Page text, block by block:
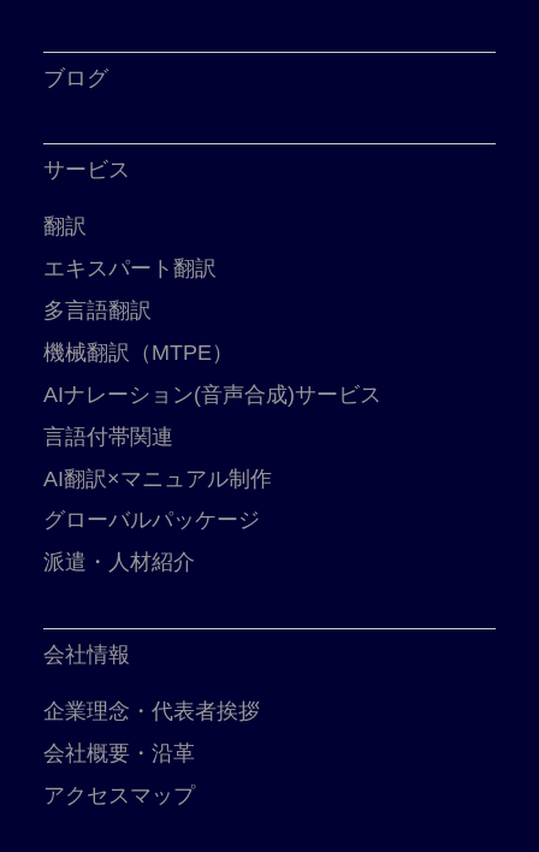
ブログ
サービス
翻訳
エキスパート翻訳
多言語翻訳
機械翻訳（MTPE）
AIナレーション(音声合成)サービス
言語付帯関連
AI翻訳×マニュアル制作
グローバルパッケージ
派遣・人材紹介
会社情報
企業理念・代表者挨拶
会社概要・沿革
アクセスマップ